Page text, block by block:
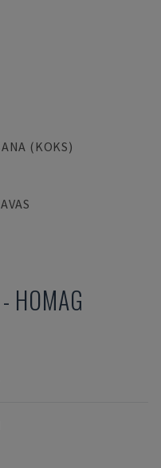
(KOKS)
- HOMAG